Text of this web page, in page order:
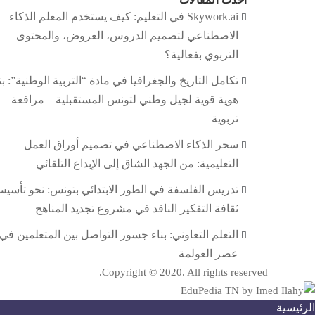
Skywork.ai في التعليم: كيف يستخدم المعلم الذكاء
الاصطناعي لتصميم الدروس، العروض، والمحتوى
التربوي بفعالية؟
تكامل التاريخ والجغرافيا في مادة “التربية الوطنية”:
هوية قوية لجيل وطني لتونس المستقبلية – مرافعة
تربوية
سحر الذكاء الاصطناعي في تصميم أوراق العمل
التعليمية: من الجهد الشاق إلى الإبداع التلقائي
تدريس الفلسفة في الطور الابتدائي بتونس: نحو
ثقافة التفكير الناقد في مشروع تجديد المناهج
التعلم التعاوني: بناء جسور التواصل بين المتعلمين في
عصر العولمة
Copyright © 2020. All rights reserved.
الرئيسية